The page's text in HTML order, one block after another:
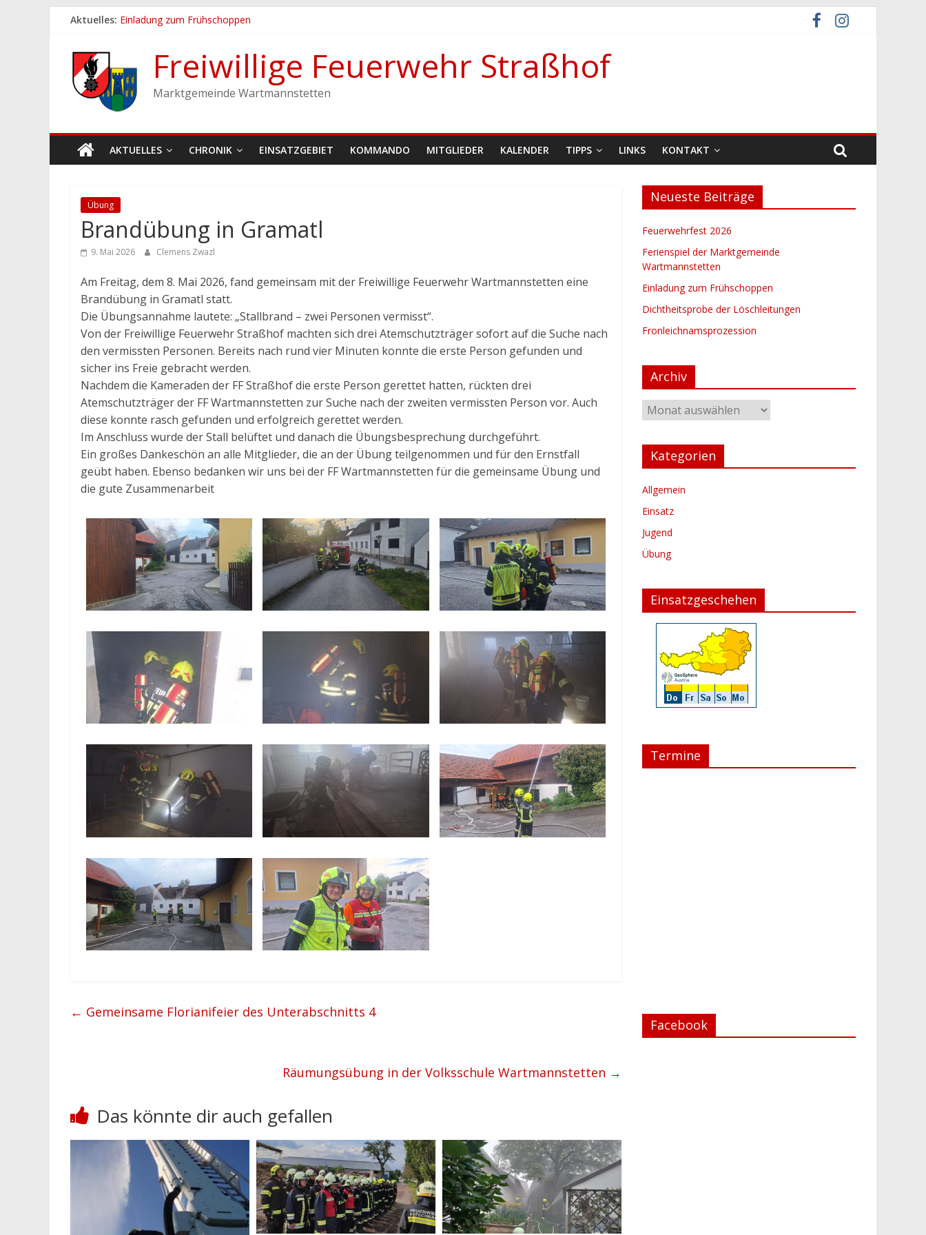
Zum
springen
Aktuelles: Einladung zum Frühschoppen
Feuerwehrfest 2026
Ferienspiel der Marktgemeinde Wartmannstetten
Freiwillige Feuerwehr Straßhof
Marktgemeinde Wartmannstetten
AKTUELLES CHRONIK EINSATZGEBIET KOMMANDO MITGLIEDER KALENDER TIPPS LINKS KONTAKT
Übung
Brandübung in Gramatl
9. Mai 2026 Clemens Zwazl
Am Freitag, dem 8. Mai 2026, fand gemeinsam mit der Freiwillige Feuerwehr Wartmannstetten eine
Brandübung in Gramatl statt.
Die Übungsannahme lautete: „Stallbrand – zwei Personen vermisst“.
Von der Freiwillige Feuerwehr Straßhof machten sich drei Atemschutzträger sofort auf die Suche nach
den vermissten Personen. Bereits nach rund vier Minuten konnte die erste Person gefunden und
sicher ins Freie gebracht werden.
Nachdem die Kameraden der FF Straßhof die erste Person gerettet hatten, rückten drei
Atemschutzträger der FF Wartmannstetten zur Suche nach der zweiten vermissten Person vor. Auch
diese konnte rasch gefunden und erfolgreich gerettet werden.
Im Anschluss wurde der Stall belüftet und danach die Übungsbesprechung durchgeführt.
Ein großes Dankeschön an alle Mitglieder, die an der Übung teilgenommen und für den Ernstfall
geübt haben. Ebenso bedanken wir uns bei der FF Wartmannstetten für die gemeinsame Übung und
die gute Zusammenarbeit
← Gemeinsame Florianifeier des Unterabschnitts 4
Räumungsübung in der Volksschule Wartmannstetten →
Das könnte dir auch gefallen
Neueste Beiträge
Feuerwehrfest 2026
Ferienspiel der Marktgemeinde
Wartmannstetten
Einladung zum Frühschoppen
Dichtheitsprobe der Löschleitungen
Fronleichnamsprozession
Archiv
Archiv
Kategorien
Allgemein
Einsatz
Jugend
Übung
Einsatzgeschehen
Termine
Facebook